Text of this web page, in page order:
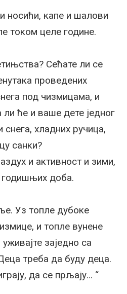
носићи, капе и шалови
током целе године.
Сећате ли се
проведених
под чизмицама, и
ће и ваше дете једног
хладних ручица,
санки?
и активност и зими,
годишњих доба.
Уз топле дубоке
и топле вунене
заједно са
треба да буду деца.
да се прљају… “